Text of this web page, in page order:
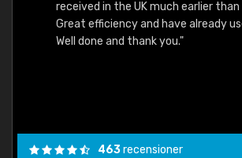
received in the UK much earlier
Great efficiency and have already
Well done and thank you."
463recensioner